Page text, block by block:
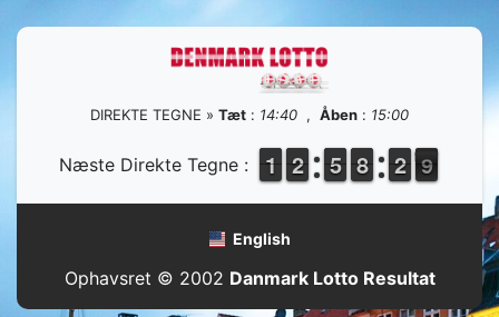
DIREKTE TEGNE » Tæt : 14:40 , Åben : 15:00
Næste Direkte Tegne : 1
1
1
1 1
1
2
2 4
4
5
5 7
7
8
8 3
2
2 9
9
8
English
Ophavsret © 2002 Danmark Lotto Resultat